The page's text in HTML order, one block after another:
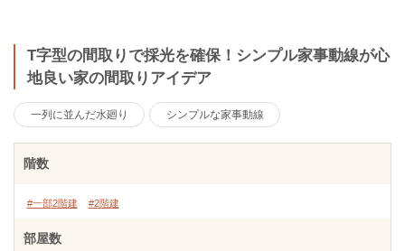
T字型の間取りで採光を確保！シンプル家事動線が心
地良い家の間取りアイデア
一列に並んだ水廻り シンプルな家事動線
階数
#一部2階建 #2階建
部屋数